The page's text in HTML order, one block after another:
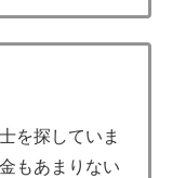
を探していま
もあまりない